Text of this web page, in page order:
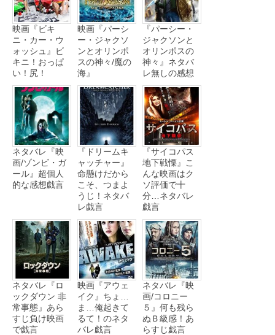
映画『ビキ
ニ・カー・ウ
ォッシュ』ビ
キニ！おっぱ
い！尻！
映画『パーシ
ー・ジャクソ
ンとオリンポ
スの神々/魔の
海』
『パーシー・
ジャクソンと
オリンポスの
神々』ネタバ
レ無しの感想
ネタバレ『映
画/ゾンビ・ガ
ール』超個人
的な感想戯言
『ドリームキ
ャッチャー』
命懸けだから
こそ、つまよ
うじ！ネタバ
レ戯言
『サイコパス
地下戦慄』こ
んな映画はク
ソ評価で十
分…ネタバレ
戯言
ネタバレ『ロ
ックダウン 非
常事態』あら
すじ負け映画
で戯言
映画『アウェ
イク』ちょ…
ま…俺起きて
るて！のネタ
バレ戯言
ネタバレ『映
画/コロニー
５』何も残ら
ぬＢ級感！あ
らすじ戯言